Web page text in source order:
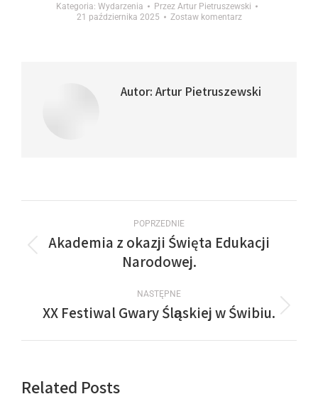
Kategoria: Wydarzenia Przez Artur Pietruszewski
21 października 2025
Zostaw komentarz
Autor: Artur Pietruszewski
POPRZEDNIE
Akademia z okazji Święta Edukacji
Narodowej.
NASTĘPNE
XX Festiwal Gwary Śląskiej w Świbiu.
Related Posts